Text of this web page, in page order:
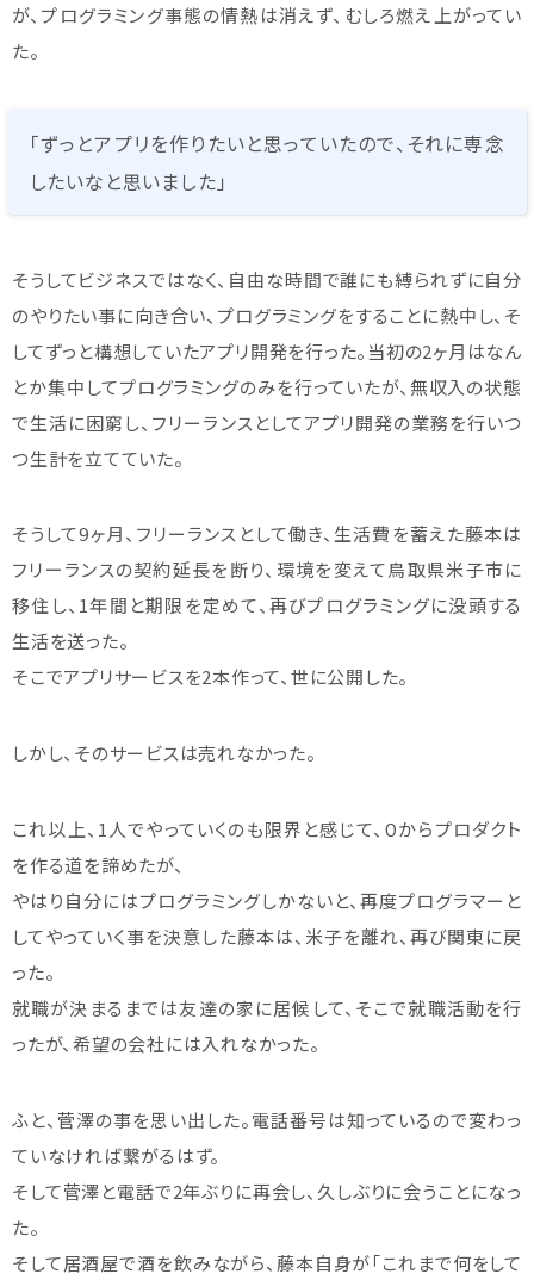
が、プログラミング事態の情熱は消えず、むしろ燃え上がってい
た。
「ずっとアプリを作りたいと思っていたので、それに専念
したいなと思いました」
そうしてビジネスではなく、自由な時間で誰にも縛られずに自分
のやりたい事に向き合い、プログラミングをすることに熱中し、そ
してずっと構想していたアプリ開発を行った。当初の2ヶ月はなん
とか集中してプログラミングのみを行っていたが、無収入の状態
で生活に困窮し、フリーランスとしてアプリ開発の業務を行いつ
つ生計を立てていた。
そうして9ヶ月、フリーランスとして働き、生活費を蓄えた藤本は
フリーランスの契約延長を断り、環境を変えて鳥取県米子市に
移住し、1年間と期限を定めて、再びプログラミングに没頭する
生活を送った。
そこでアプリサービスを2本作って、世に公開した。
しかし、そのサービスは売れなかった。
これ以上、1人でやっていくのも限界と感じて、０からプロダクト
を作る道を諦めたが、
やはり自分にはプログラミングしかないと、再度プログラマーと
してやっていく事を決意した藤本は、米子を離れ、再び関東に戻
った。
就職が決まるまでは友達の家に居候して、そこで就職活動を行
ったが、希望の会社には入れなかった。
ふと、菅澤の事を思い出した。電話番号は知っているので変わっ
ていなければ繋がるはず。
そして菅澤と電話で2年ぶりに再会し、久しぶりに会うことになっ
た。
そして居酒屋で酒を飲みながら、藤本自身が「これまで何をして